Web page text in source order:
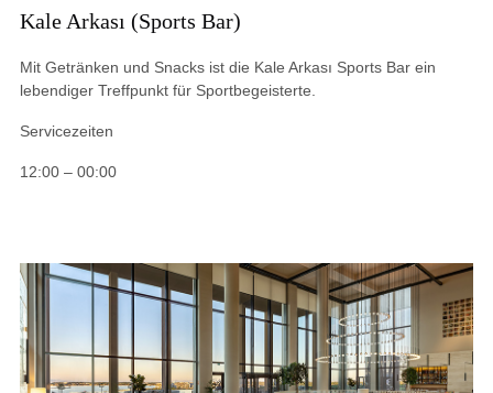
Kale Arkası (Sports Bar)
Mit Getränken und Snacks ist die Kale Arkası Sports Bar ein
lebendiger Treffpunkt für Sportbegeisterte.
Servicezeiten
12:00 – 00:00